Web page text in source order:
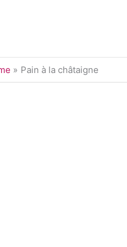
Pain à la châtaigne